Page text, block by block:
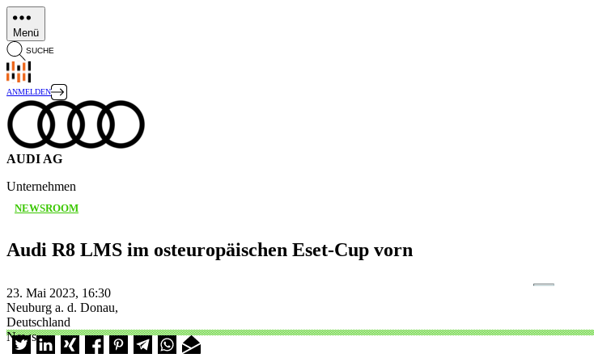
Direkt
zum
Inhalt
Menü
SUCHE
ANMELDEN
AUDI AG
Unternehmen
NEWSROOM
Audi R8 LMS im osteuropäischen Eset-Cup vorn
23. Mai 2023, 16:30
Neuburg a. d. Donau,
Deutschland
News